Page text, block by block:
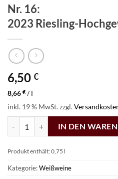
Nr. 16:
2023 Riesling-
6,50 €
8,66 € /l
inkl. 19 % MwSt.zzgl.
IN DEN
Produkt enthält: 0,75
Kategorie:Weißweine